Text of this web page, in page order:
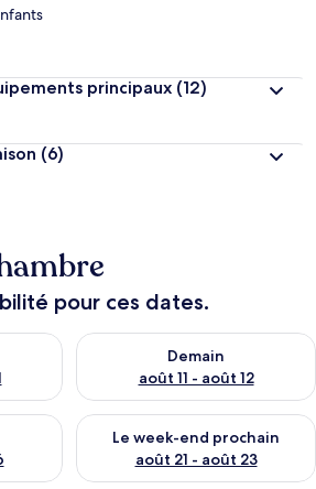
principaux (12)
(6)
pour ces dates.
ce soir août 10 - août 11
Demain
août 11 - août 12
Vérifier la disponibilité pour
ce week-end août 14 - août 16
Le week-end prochain
août 21 - août 23
Vérifier la disponibilité pour